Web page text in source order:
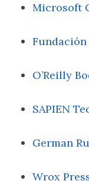
Microsoft
O’Reilly
SAPIEN
German
Wrox